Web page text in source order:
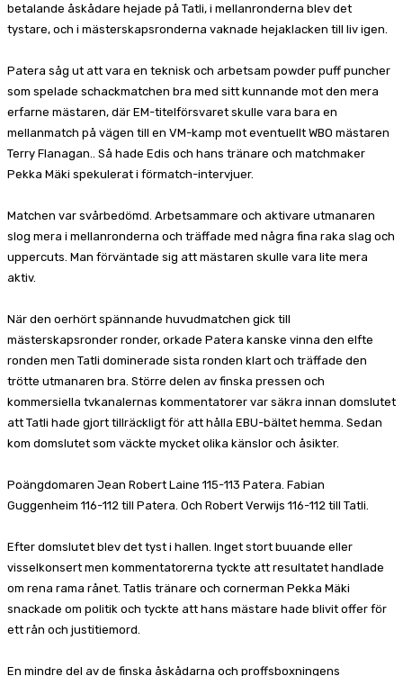
betalande åskådare hejade på Tatli, i mellanronderna blev det
tystare, och i mästerskapsronderna vaknade hejaklacken till liv igen.
Patera såg ut att vara en teknisk och arbetsam powder puff puncher
som spelade schackmatchen bra med sitt kunnande mot den mera
erfarne mästaren, där EM-titelförsvaret skulle vara bara en
mellanmatch på vägen till en VM-kamp mot eventuellt WBO mästaren
Terry Flanagan.. Så hade Edis och hans tränare och matchmaker
Pekka Mäki spekulerat i förmatch-intervjuer.
Matchen var svårbedömd. Arbetsammare och aktivare utmanaren
slog mera i mellanronderna och träffade med några fina raka slag och
uppercuts. Man förväntade sig att mästaren skulle vara lite mera
aktiv.
När den oerhört spännande huvudmatchen gick till
mästerskapsronder ronder, orkade Patera kanske vinna den elfte
ronden men Tatli dominerade sista ronden klart och träffade den
trötte utmanaren bra. Större delen av finska pressen och
kommersiella tvkanalernas kommentatorer var säkra innan domslutet
att Tatli hade gjort tillräckligt för att hålla EBU-bältet hemma. Sedan
kom domslutet som väckte mycket olika känslor och åsikter.
Poängdomaren Jean Robert Laine 115-113 Patera. Fabian
Guggenheim 116-112 till Patera. Och Robert Verwijs 116-112 till Tatli.
Efter domslutet blev det tyst i hallen. Inget stort buuande eller
visselkonsert men kommentatorerna tyckte att resultatet handlade
om rena rama rånet. Tatlis tränare och cornerman Pekka Mäki
snackade om politik och tyckte att hans mästare hade blivit offer för
ett rån och justitiemord.
En mindre del av de finska åskådarna och proffsboxningens